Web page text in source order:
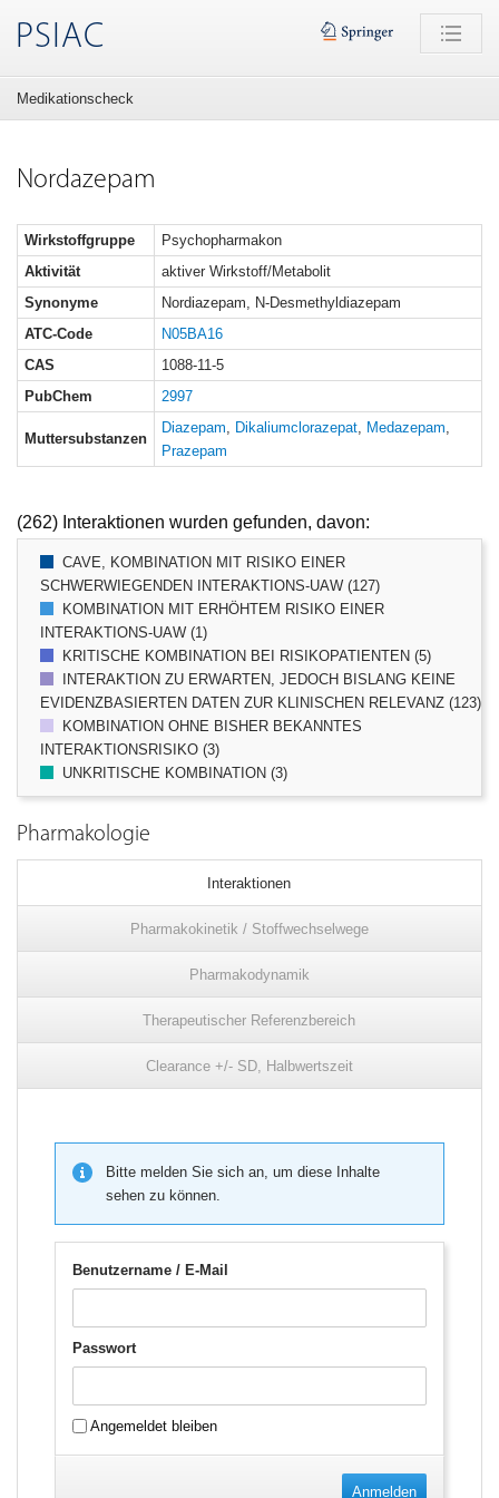
PSIAC
Medikationscheck
Nordazepam
Wirkstoffgruppe
Psychopharmakon
Aktivität
aktiver Wirkstoff/Metabolit
Synonyme
Nordiazepam, N-Desmethyldiazepam
ATC-Code
N05BA16
CAS
1088-11-5
PubChem
2997
Muttersubstanzen
Diazepam, Dikaliumclorazepat, Medazepam,
Prazepam
(262) Interaktionen wurden gefunden, davon:
CAVE, KOMBINATION MIT RISIKO EINER
SCHWERWIEGENDEN INTERAKTIONS-UAW (127)
KOMBINATION MIT ERHÖHTEM RISIKO EINER
INTERAKTIONS-UAW (1)
KRITISCHE KOMBINATION BEI RISIKOPATIENTEN (5)
INTERAKTION ZU ERWARTEN, JEDOCH BISLANG KEINE
EVIDENZBASIERTEN DATEN ZUR KLINISCHEN RELEVANZ (123)
KOMBINATION OHNE BISHER BEKANNTES
INTERAKTIONSRISIKO (3)
UNKRITISCHE KOMBINATION (3)
Pharmakologie
Interaktionen
Pharmakokinetik / Stoffwechselwege
Pharmakodynamik
Therapeutischer Referenzbereich
Clearance +/- SD, Halbwertszeit
Bitte melden Sie sich an, um diese Inhalte
sehen zu können.
Benutzername / E-Mail
Passwort
Angemeldet bleiben
Anmelden